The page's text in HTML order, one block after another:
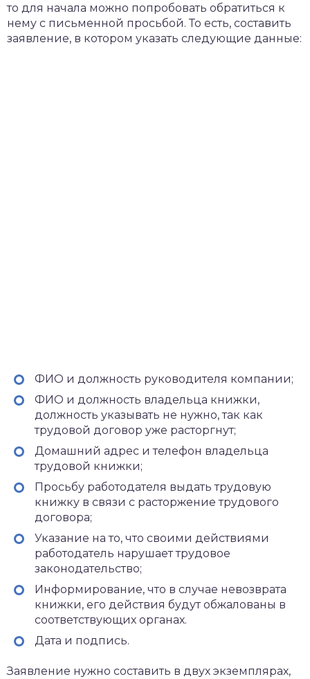
то для начала можно попробовать обратиться к
нему с письменной просьбой. То есть, составить
заявление, в котором указать следующие данные:
ФИО и должность руководителя компании;
ФИО и должность владельца книжки,
должность указывать не нужно, так как
трудовой договор уже расторгнут;
Домашний адрес и телефон владельца
трудовой книжки;
Просьбу работодателя выдать трудовую
книжку в связи с расторжение трудового
договора;
Указание на то, что своими действиями
работодатель нарушает трудовое
законодательство;
Информирование, что в случае невозврата
книжки, его действия будут обжалованы в
соответствующих органах.
Дата и подпись.
Заявление нужно составить в двух экземплярах,